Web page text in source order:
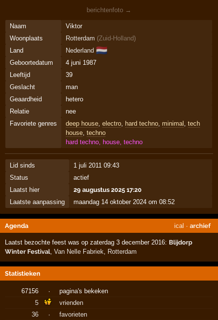
berichtenfoto →
Naam
Viktor
Woonplaats
Rotterdam (Zuid-Holland)
Land
Nederland 🇳🇱
Geboortedatum
4 juni 1987
Leeftijd
39
Geslacht
man
Geaardheid
hetero
Relatie
nee
Favoriete genres
deep house, electro, hard techno, minimal
tech
house, techno
hard techno, house, techno
Lid sinds
1 juli 2011 09:43
Status
actief
Laatst hier
29 augustus 2025 17:20
Laatste aanpassing
maandag 14 oktober 2024 om 08:52
Agenda ical · archief
Laatst bezochte feest was op zaterdag 3 december 2016: Blijdorp
Winter Festival,Van Nelle Fabriek, Rotterdam
Statistieken
67156 ·
pagina's bekeken
5
vrienden
36
·
favorieten